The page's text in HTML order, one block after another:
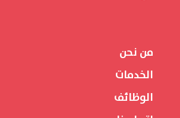
من نحن
الخدمات
الوظائف